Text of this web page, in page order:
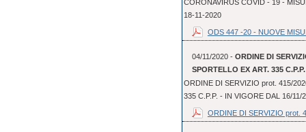
CORONAVIRUS COVID - 19 -
18-11-2020
ODS 447 -20 - NUOVE
04/11/2020 - ORDINE DI
SPORTELLO EX ART. 335
ORDINE DI SERVIZIO prot. 415/
335 C.P.P. - IN VIGORE DAL 16/11/
ORDINE DI SERVIZIO prot.